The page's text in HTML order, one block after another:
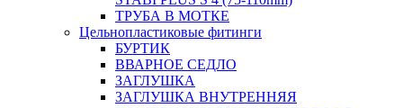
ТРУБА В МОТКЕ
Цельнопластиковые фитинги
БУРТИК
ВВАРНОЕ СЕДЛО
ЗАГЛУШКА
ЗАГЛУШКА ВНУТРЕННЯЯ